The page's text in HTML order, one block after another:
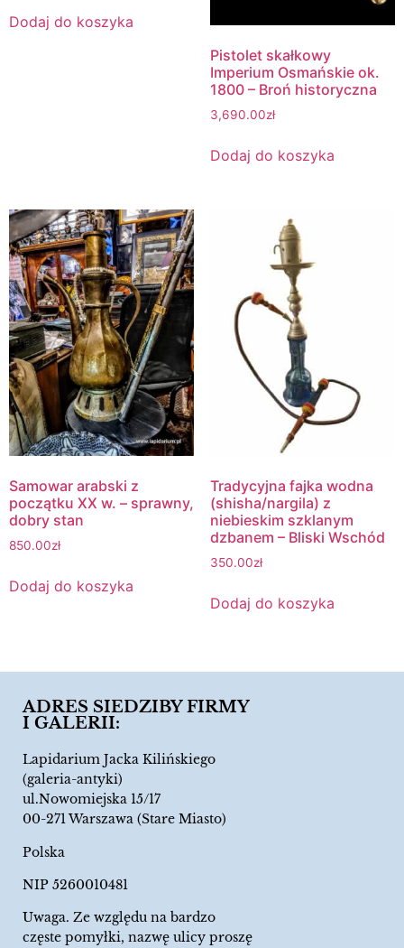
Dodaj do koszyka
Pistolet skałkowy
Imperium Osmańskie ok.
1800 – Broń historyczna
3,690.00zł
Dodaj do koszyka
Samowar arabski z
początku XX w. – sprawny,
dobry stan
850.00zł
Dodaj do koszyka
Tradycyjna fajka wodna
(shisha/nargila) z
niebieskim szklanym
dzbanem – Bliski Wschód
350.00zł
Dodaj do koszyka
ADRES SIEDZIBY FIRMY
I GALERII:
Lapidarium Jacka Kilińskiego
(galeria-antyki)
ul.Nowomiejska 15/17
00-271 Warszawa (Stare Miasto)
Polska
NIP 5260010481
Uwaga. Ze względu na bardzo
częste pomyłki, nazwę ulicy proszę